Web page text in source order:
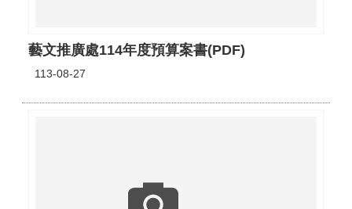
藝文推廣處114年度預算案書(PDF)
113-08-27